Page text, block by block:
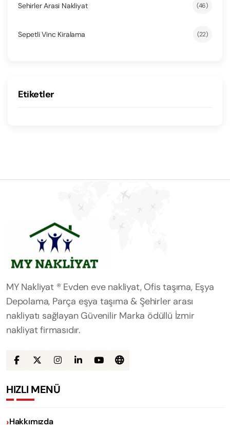
Sehirler Arasi Nakliyat (46)
Sepetli Vinc Kiralama (22)
Etiketler
MY Nakliyat ® Evden eve nakliyat, Ofis taşıma, Eşya
Depolama, Parça eşya taşıma & Şehirler arası
nakliyatı sağlayan Güvenilir Marka ödüllü İzmir
nakliyat firmasıdır.
HIZLI MENÜ
Hakkımızda